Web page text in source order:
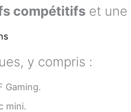
compétitifs et une
y compris :
Gaming.
mini.